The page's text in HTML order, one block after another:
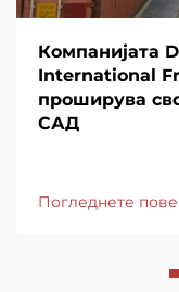
Компанијата
International
проширува
САД
Погледнете